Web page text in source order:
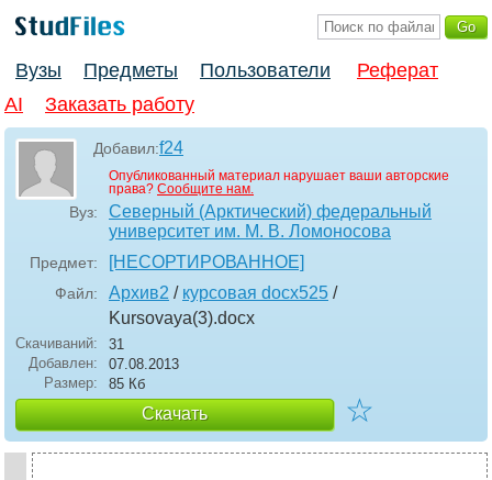
Вузы Предметы Пользователи
Реферат
AI
Заказать работу
Добавил:f24
Опубликованный материал нарушает ваши авторские
права? Сообщите нам.
Вуз:
Северный (Арктический) федеральный
университет им. М. В. Ломоносова
Предмет: [НЕСОРТИРОВАННОЕ]
Файл: Архив2 / курсовая docx525 /
Kursovaya(3).docx
Скачиваний:
31
Добавлен:
07.08.2013
Размер:
85 Кб
Скачать ☆